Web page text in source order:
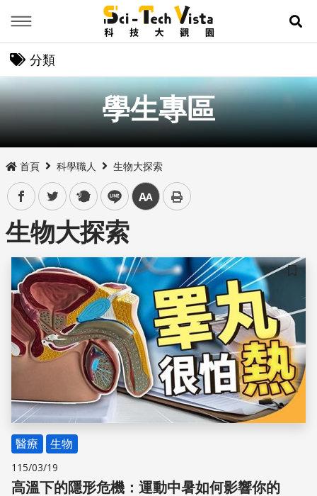
展
分類
學生專區
首頁 科學職人 生物大探索
facebooktwitter plurk line 中
生物大探索
儲存
醫療 生物
115/03/19
高溫下的隱形危機：運動中暑如何影響你的